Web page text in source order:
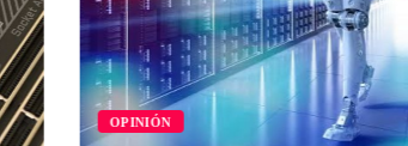
OPINIÓN